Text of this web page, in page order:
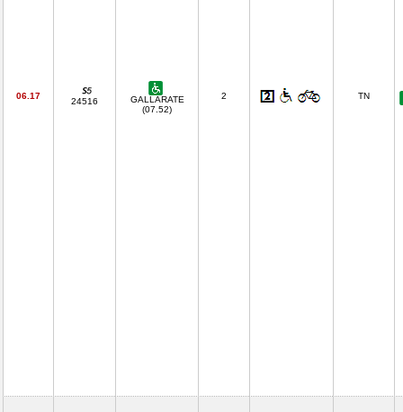
06.17
24516
GALLARATE
(07.52)
2 TN